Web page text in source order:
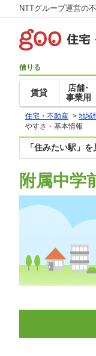
NTTグループ運営の
借りる
賃貸
店舗･
事業用
住宅・不動産 > 地域
やすさ・基本情報
「住みたい駅」
附属中学